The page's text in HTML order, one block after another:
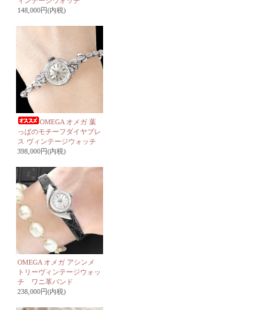
148,000円(内税)
OMEGA オメガ 葉
っぱのモチーフダイヤブレ
ス ヴィンテージウォッチ
398,000円(内税)
OMEGA オメガ アシンメ
トリーヴィンテージウォッ
チ ワニ革バンド
238,000円(内税)